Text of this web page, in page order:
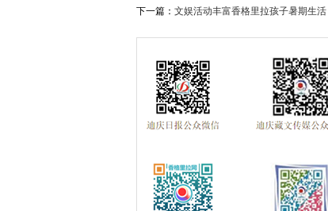
下一篇： 文娱活动丰富香格里拉孩子暑期生活